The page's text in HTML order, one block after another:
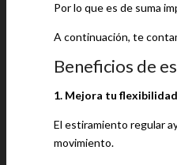
Por lo que es de suma
A continuación, te
Beneficios de
1. Mejora tu
El estiramiento regular
movimiento.